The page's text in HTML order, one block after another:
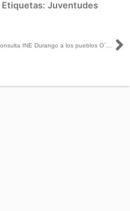
Etiquetas: Juventudes
Consulta INE Durango a los pueblos O´dam, wixárikas y rarámuris acerca de cómo acreditar el vínculo con sus comunidades nativas para ocupar cargos de elección popular en 2023